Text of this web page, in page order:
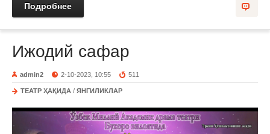
Подробнее
Ижодий сафар
admin2 2-10-2023, 10:55 511
ТЕАТР ҲАҚИДА / ЯНГИЛИКЛАР